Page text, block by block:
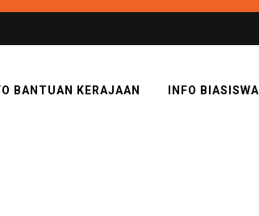
BANTUAN KERAJAAN INFO BIASISWA